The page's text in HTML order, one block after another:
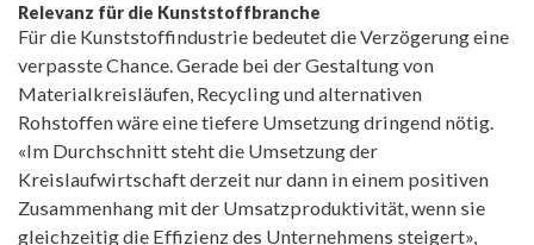
Relevanz für die Kunststoffbranche
Für die Kunststoffindustrie bedeutet die Verzögerung eine
verpasste Chance. Gerade bei der Gestaltung von
Materialkreisläufen, Recycling und alternativen
Rohstoffen wäre eine tiefere Umsetzung dringend nötig.
«Im Durchschnitt steht die Umsetzung der
Kreislaufwirtschaft derzeit nur dann in einem positiven
Zusammenhang mit der Umsatzproduktivität, wenn sie
gleichzeitig die Effizienz des Unternehmens steigert»,